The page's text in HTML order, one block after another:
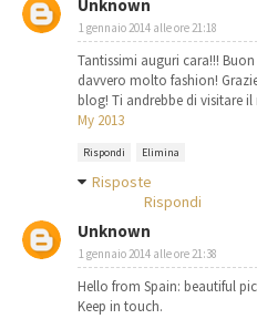
Unknown
1 gennaio 2014 alle ore 21:18
Tantissimi auguri cara!!!
davvero molto fashion!
blog! Ti andrebbe di visitare
My 2013
Rispondi Elimina
Risposte
Rispondi
Unknown
1 gennaio 2014 alle ore 21:38
Hello from Spain: beautiful
Keep in touch.